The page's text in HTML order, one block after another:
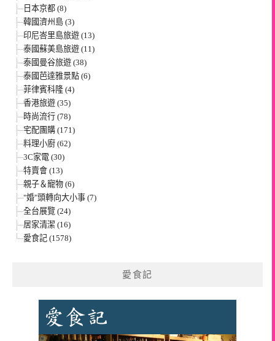
日本京都 (8)
韓國濟州島 (3)
印尼峇里島旅遊 (13)
泰國蘇美島旅遊 (11)
泰國曼谷旅遊 (38)
泰國芭達雅景點 (6)
菲律賓科隆 (4)
香港旅遊 (35)
時尚流行 (78)
宅配團購 (171)
料理小廚 (62)
3C家電 (30)
特賣會 (13)
親子＆寵物 (6)
"婚"頭轉向大小事 (7)
全台展覽 (24)
居家清潔 (16)
愛食記 (1578)
愛食記